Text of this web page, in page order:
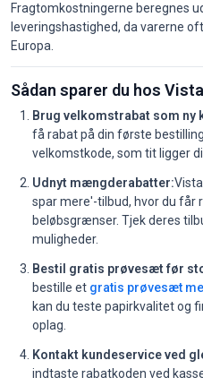
Fragtomkostningerne beregnes
leveringshastighed, da varerne
Europa.
Sådan sparer du hos
Brug velkomstrabat som ny
få rabat på din første
velkomstkode, som tit ligger
Udnyt mængderabatter:
spar mere'-tilbud, hvor du får
beløbsgrænser. Tjek deres
muligheder.
Bestil gratis prøvesæt før
bestille et gratis prøvesæt
kan du teste papirkvalitet og
oplag.
Kontakt kundeservice ved
indtaste rabatkoden ved